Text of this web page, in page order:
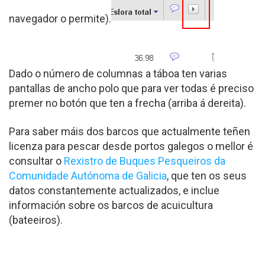
navegador o permite).
Dado o número de columnas a táboa ten varias
pantallas de ancho polo que para ver todas é preciso
premer no botón que ten a frecha (arriba á dereita).
Para saber máis dos barcos que actualmente teñen
licenza para pescar desde portos galegos o mellor é
consultar o Rexistro de Buques Pesqueiros da
Comunidade Autónoma de Galicia, que ten os seus
datos constantemente actualizados, e inclue
información sobre os barcos de acuicultura
(bateeiros).